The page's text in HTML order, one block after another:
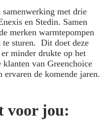
samenwerking met drie
en Stedin. Samen
merken warmtepompen
te sturen. Dit doet deze
minder drukte op het
van Greenchoice
ervaren de komende jaren.
voor jou: